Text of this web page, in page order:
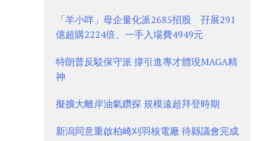
「羊小咩」母企量化派2685招股 孖展291
億超購2224倍、一手入場費4949元
特朗普反駁保守派 撐引進專才體現MAGA精
神
擬擴大離岸油氣鑽探 規模遠超拜登時期
新潟同意重啟柏崎刈羽核電廠 待縣議會完成